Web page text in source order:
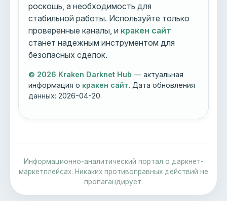
роскошь, а необходимость для
стабильной работы. Используйте только
проверенные каналы, и кракен сайт
станет надежным инструментом для
безопасных сделок.
© 2026 Kraken Darknet Hub — актуальная
информация о кракен сайт. Дата обновления
данных:2026-04-20.
Информационно-аналитический портал о даркнет-
маркетплейсах. Никаких противоправных действий не
пропагандирует.